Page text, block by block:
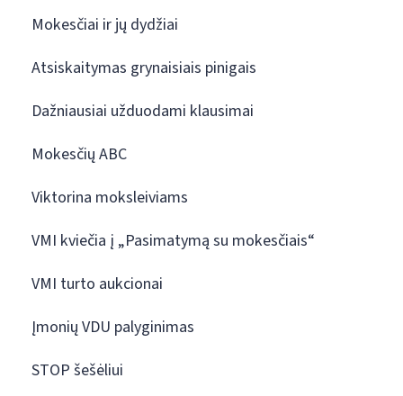
Mokesčiai ir jų dydžiai
Atsiskaitymas grynaisiais pinigais
Dažniausiai užduodami klausimai
Mokesčių ABC
Viktorina moksleiviams
VMI kviečia į „Pasimatymą su mokesčiais“
VMI turto aukcionai
Įmonių VDU palyginimas
STOP šešėliui